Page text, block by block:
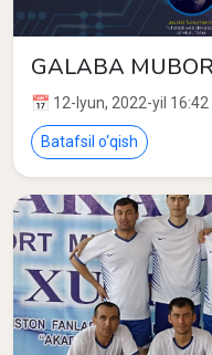
GALABA
📅 12-Iyun, 2022-yil 16:42
Batafsil o‘qish